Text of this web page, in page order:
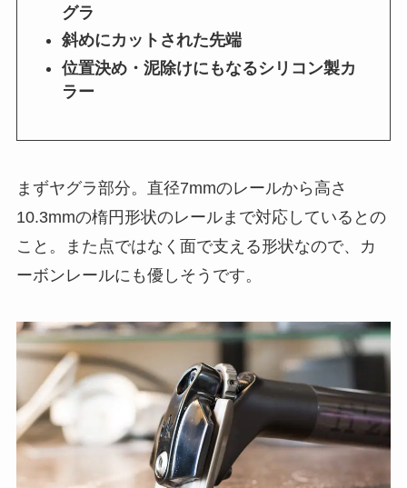
グラ
斜めにカットされた先端
位置決め・泥除けにもなるシリコン製カ
ラー
まずヤグラ部分。直径7mmのレールから高さ
10.3mmの楕円形状のレールまで対応しているとの
こと。また点ではなく面で支える形状なので、カ
ーボンレールにも優しそうです。